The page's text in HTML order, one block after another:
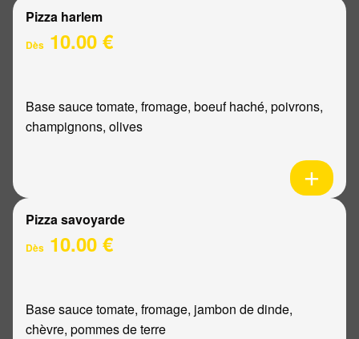
Pizza harlem
Dès 10.00 €
Base sauce tomate, fromage, boeuf haché, poivrons,
champignons, olives
Pizza savoyarde
Dès 10.00 €
Base sauce tomate, fromage, jambon de dinde,
chèvre, pommes de terre